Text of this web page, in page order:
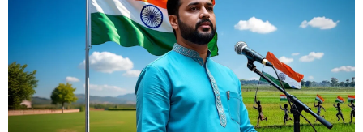
Videos